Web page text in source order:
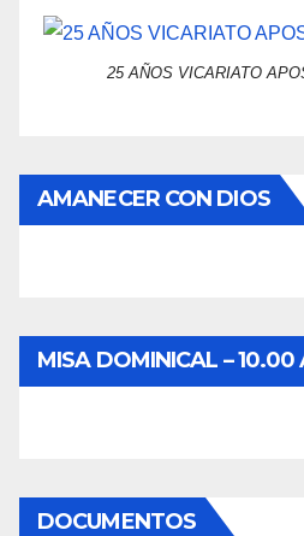
25 AÑOS VICARIATO
AMANECER CON DIOS
MISA DOMINICAL – 10.00
DOCUMENTOS